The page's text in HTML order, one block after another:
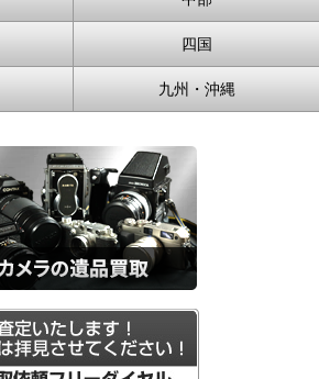
四国
九州・沖縄